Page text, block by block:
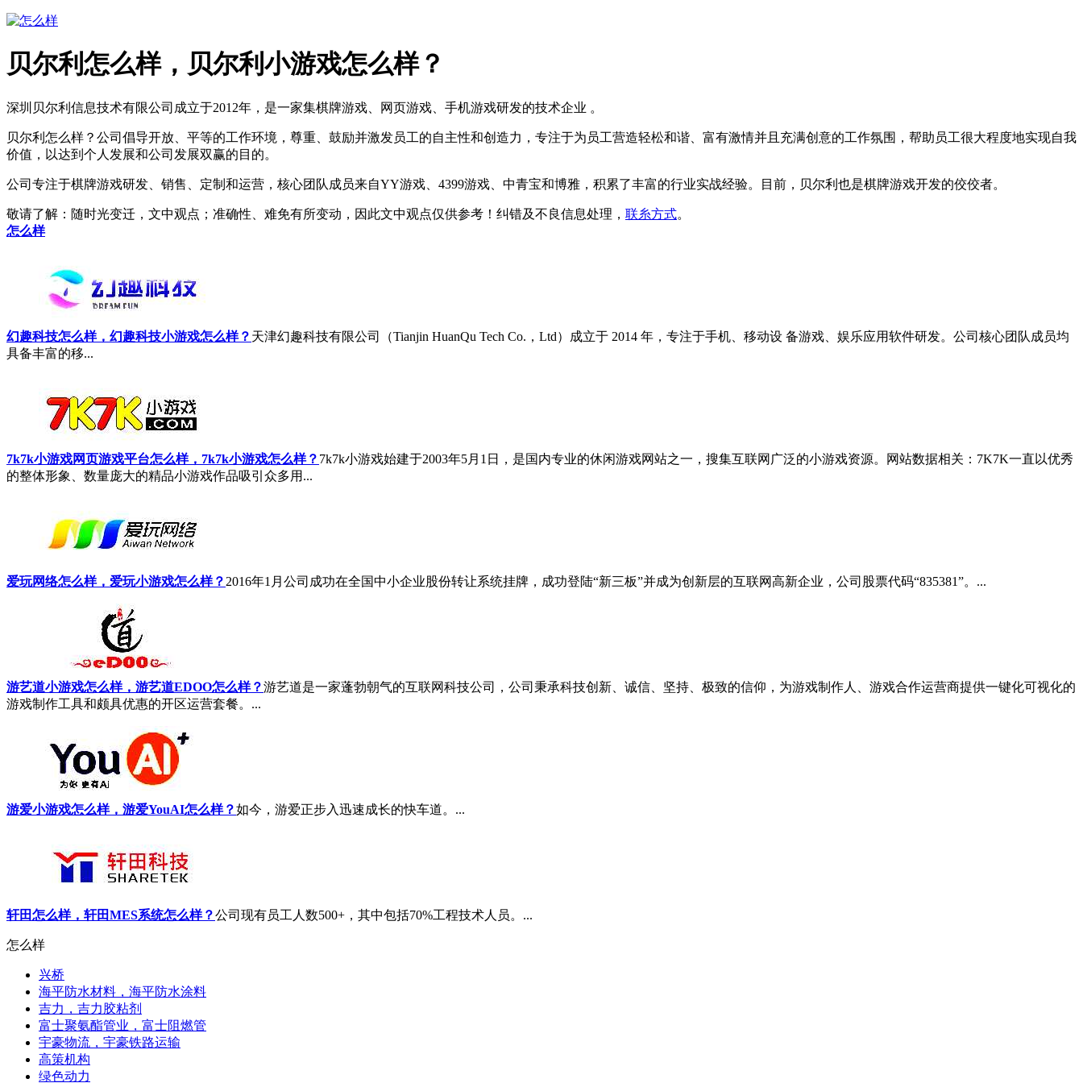
贝尔利怎么样，贝尔利小游戏怎么样？
深圳贝尔利信息技术有限公司成立于2012年，是一家集棋牌游戏、网页游戏、手机游戏研发的技术企业 。
贝尔利怎么样？公司倡导开放、平等的工作环境，尊重、鼓励并激发员工的自主性和创造力，专注于为员工营造轻松和谐、富有激情并且充满创意的工作氛围，帮助员工很大程度地实现自我
价值，以达到个人发展和公司发展双赢的目的。
公司专注于棋牌游戏研发、销售、定制和运营，核心团队成员来自YY游戏、4399游戏、中青宝和博雅，积累了丰富的行业实战经验。目前，贝尔利也是棋牌游戏开发的佼佼者。
敬请了解 ：随时光变迁，文中观点；准确性、难免有所变动，因此文中观点仅供参考 ！纠错及不良信息处理， 联糸方式。
怎么样
幻趣科技怎么样，幻趣科技小游戏怎么样？ 天津幻趣科技有限公司（Tianjin HuanQu Tech Co.，Ltd）成立于 2014 年，专注于手机、移动设 备游戏、娱乐应用软件研发。公司核心团队成员均
具备丰富的移...
7k7k小游戏网页游戏平台怎么样，7k7k小游戏怎么样？ 7k7k小游戏始建于2003年5月1日，是国内专业的休闲游戏网站之一，搜集互联网广泛的小游戏资源。网站数据相关：7K7K一直以优秀
的整体形象、数量庞大的精品小游戏作品吸引众多用...
爱玩网络怎么样，爱玩小游戏怎么样？ 2016年1月公司成功在全国中小企业股份转让系统挂牌，成功登陆“新三板”并成为创新层的互联网高新企业，公司股票代码“835381”。...
游艺道小游戏怎么样，游艺道EDOO怎么样？游艺道是一家蓬勃朝气的互联网科技公司，公司秉承科技创新、诚信、坚持、极致的信仰，为游戏制作人、游戏合作运营商提供一键化可视化的
游戏制作工具和颇具优惠的开区运营套餐。...
游爱小游戏怎么样，游爱YouAI怎么样？如今，游爱正步入迅速成长的快车道。...
轩田怎么样，轩田MES系统怎么样？公司现有员工人数500+，其中包括70%工程技术人员。...
怎么样
兴桥
海平防水材料，海平防水涂料
吉力，吉力胶粘剂
富士聚氨酯管业，富士阻燃管
宇豪物流，宇豪铁路运输
高策机构
绿色动力